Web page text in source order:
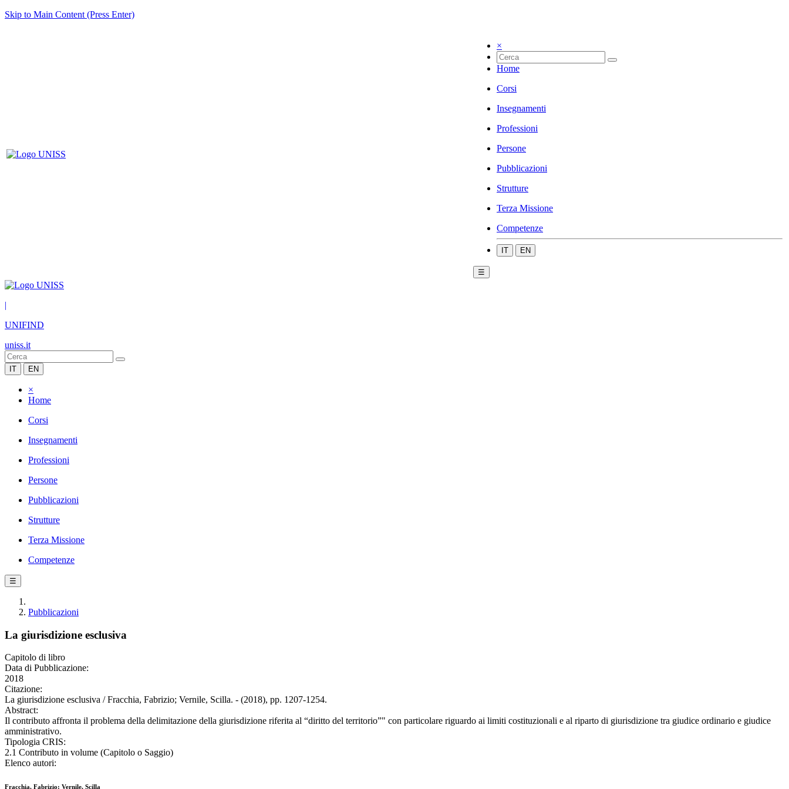
Skip to Main Content (Press Enter)
×
Home
Corsi
Insegnamenti
Professioni
Persone
Pubblicazioni
Strutture
Terza Missione
Competenze
IT EN
☰
|
UNIFIND
uniss.it
IT EN
×
Home
Corsi
Insegnamenti
Professioni
Persone
Pubblicazioni
Strutture
Terza Missione
Competenze
☰
Pubblicazioni
La giurisdizione esclusiva
Capitolo di libro
Data di Pubblicazione:
2018
Citazione:
La giurisdizione esclusiva / Fracchia, Fabrizio; Vernile, Scilla. - (2018), pp. 1207-1254.
Abstract:
Il contributo affronta il problema della delimitazione della giurisdizione riferita al “diritto del territorio”" con particolare riguardo ai limiti costituzionali e al riparto di giurisdizione tra giudice ordinario e giudice
amministrativo.
Tipologia CRIS:
2.1 Contributo in volume (Capitolo o Saggio)
Elenco autori:
Fracchia, Fabrizio; Vernile, Scilla